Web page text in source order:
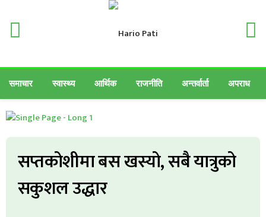
समाचार स्वास्थ्य आर्थिक राजनीति अन्तर्वार्ता अपराध
सप्तकोशीमा बस खस्यो, सबै यात्रुको
सकुशल उद्धार